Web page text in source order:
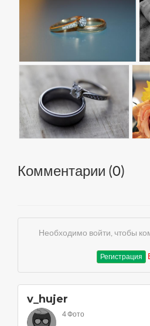
Комментарии (0)
Необходимо войти, чтобы
Регистрация
v_hujer
4 Фото